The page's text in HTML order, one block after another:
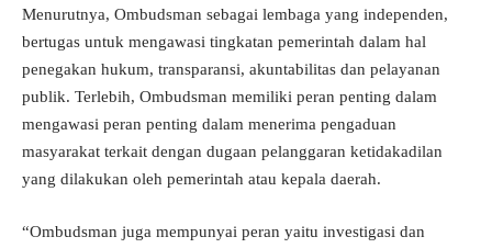
Menurutnya, Ombudsman sebagai lembaga yang independen,
bertugas untuk mengawasi tingkatan pemerintah dalam hal
penegakan hukum, transparansi, akuntabilitas dan pelayanan
publik. Terlebih, Ombudsman memiliki peran penting dalam
mengawasi peran penting dalam menerima pengaduan
masyarakat terkait dengan dugaan pelanggaran ketidakadilan
yang dilakukan oleh pemerintah atau kepala daerah.
“Ombudsman juga mempunyai peran yaitu investigasi dan